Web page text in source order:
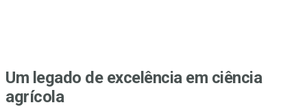
Um legado de excelência em ciência
agrícola